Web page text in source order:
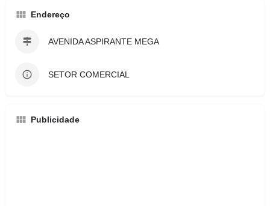
Endereço
AVENIDA ASPIRANTE MEGA
SETOR COMERCIAL
Publicidade